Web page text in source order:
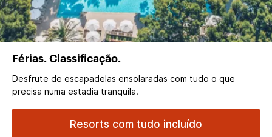
Férias. Classificação.
Desfrute de escapadelas ensolaradas com tudo o que
precisa numa estadia tranquila.
Resorts com tudo incluído